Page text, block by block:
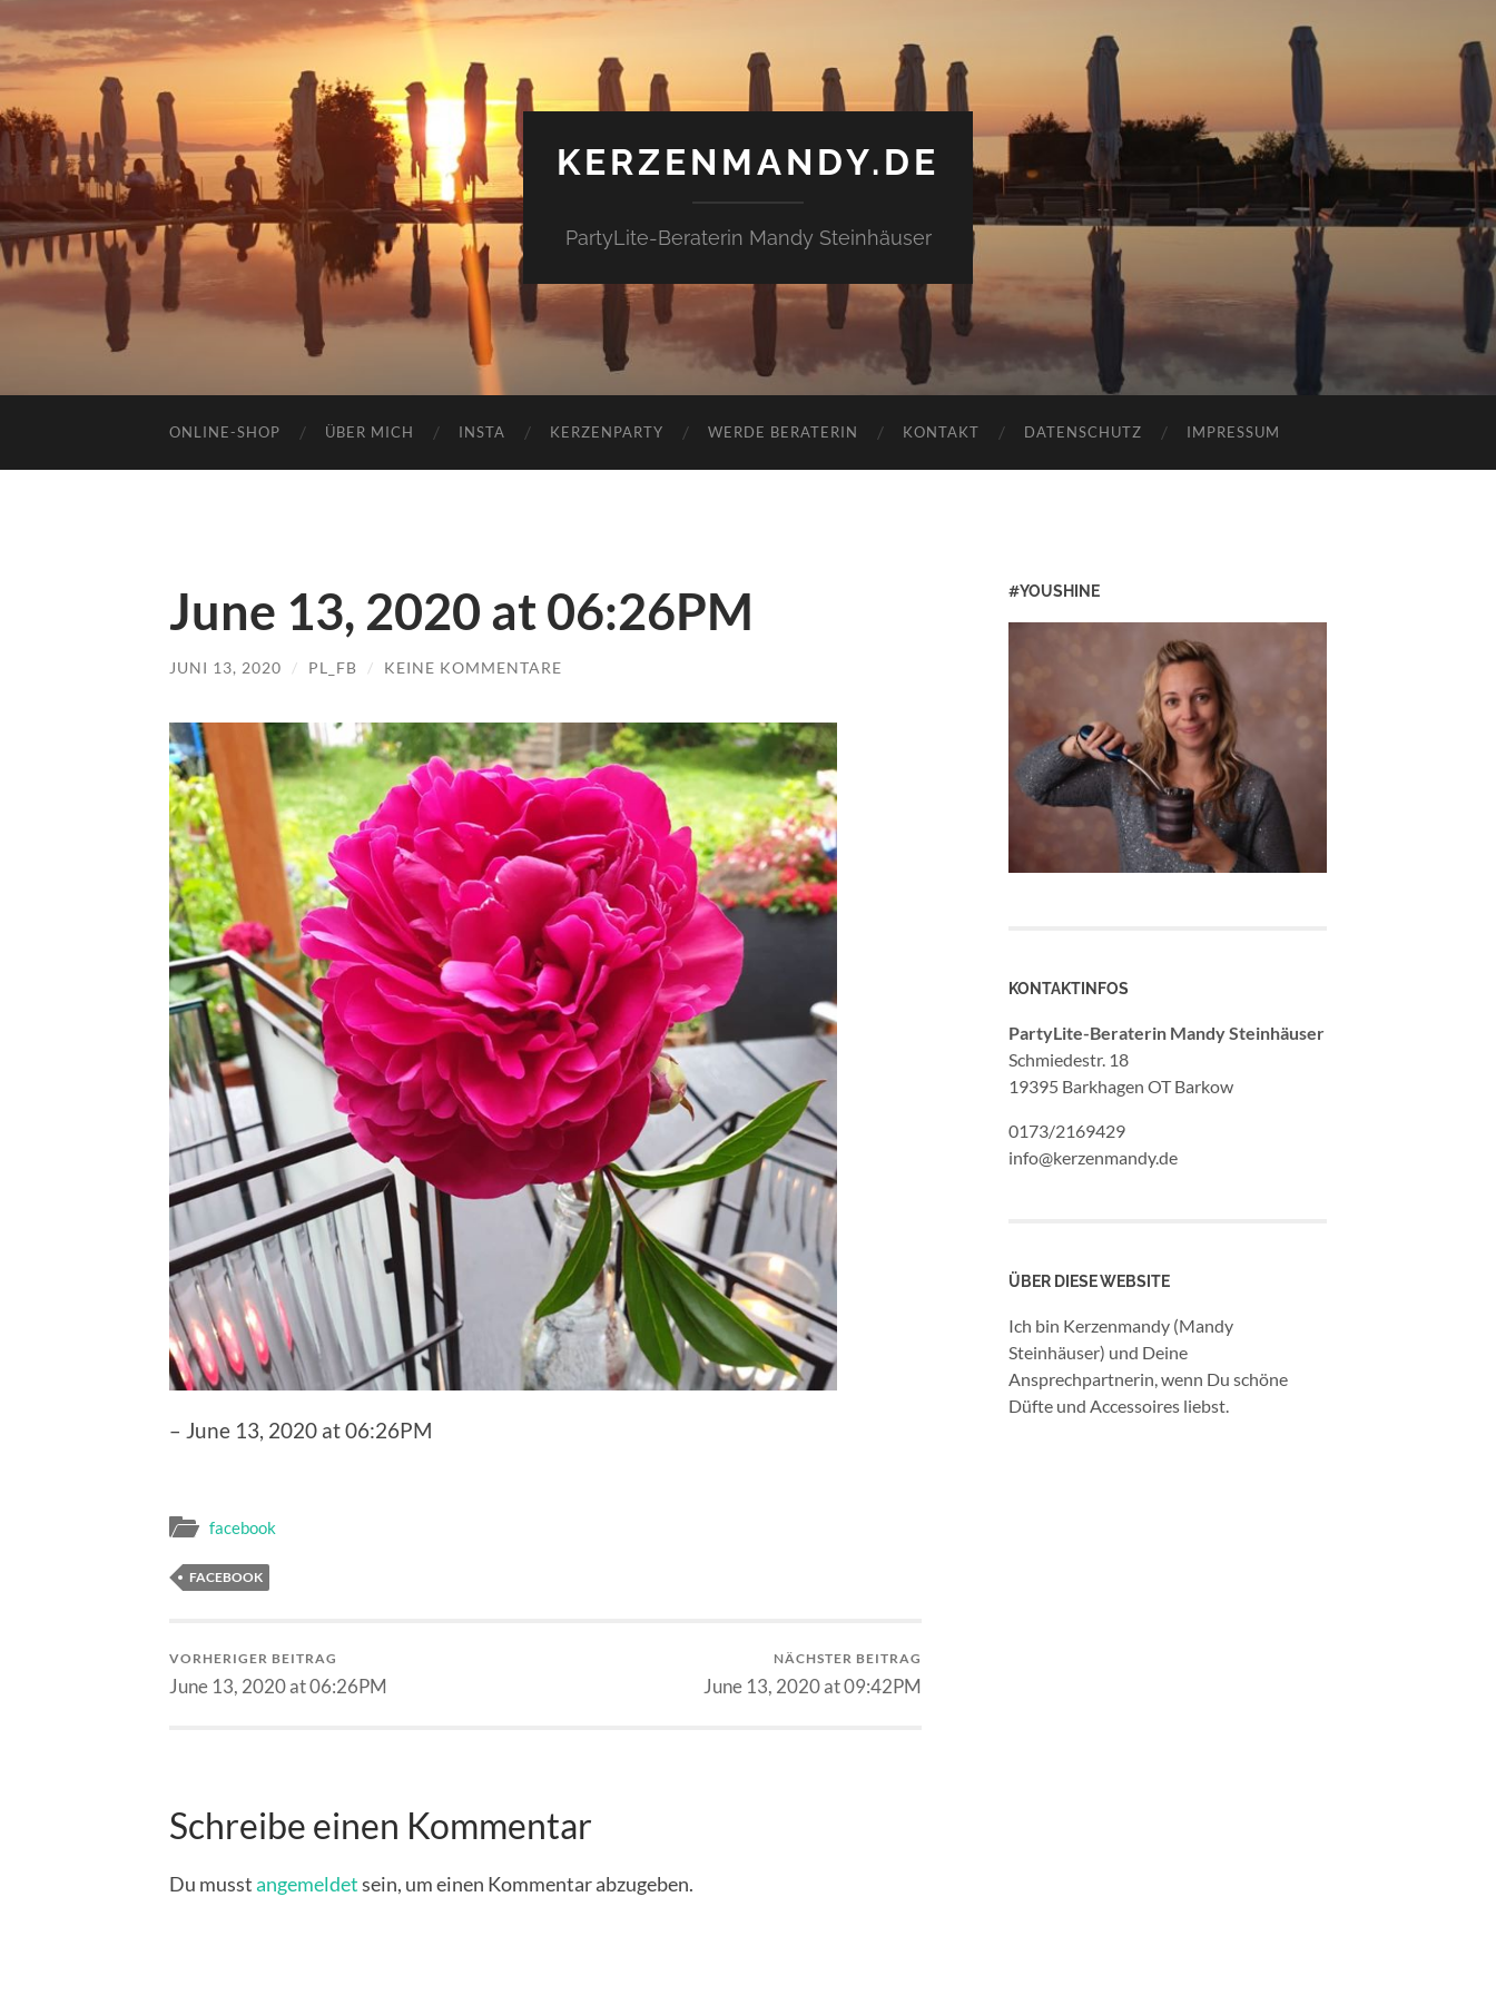
KERZENMANDY.DE
PartyLite-Beraterin Mandy Steinhäuser
ONLINE-SHOP ÜBER MICH INSTA KERZENPARTY WERDE BERATERIN KONTAKT DATENSCHUTZ IMPRESSUM
June 13, 2020 at 06:26PM
JUNI 13, 2020 / PL_FB / KEINE KOMMENTARE
– June 13, 2020 at 06:26PM
facebook
FACEBOOK
VORHERIGER BEITRAG
June 13, 2020 at 06:26PM
NÄCHSTER BEITRAG
June 13, 2020 at 09:42PM
Schreibe einen Kommentar
Du musstangemeldetsein, um einen Kommentar abzugeben.
#YOUSHINE
KONTAKTINFOS
PartyLite-Beraterin Mandy Steinhäuser
Schmiedestr. 18
19395 Barkhagen OT Barkow
0173/2169429
info@kerzenmandy.de
ÜBER DIESE WEBSITE
Ich bin Kerzenmandy (Mandy
Steinhäuser) und Deine
Ansprechpartnerin, wenn Du schöne
Düfte und Accessoires liebst.